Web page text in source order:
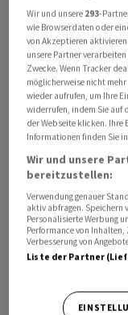
US-Börsenindex
Teilnehmer
Capital Partners,
Thema
gedämpfte
Roundtable" ist
Risiken werden
China, eine
oder die Politik
Konflikte.
Wir und unsere 293-
wie Browserdaten oder
von Akzeptieren
unsere Partner
Zwecke. Wenn Tracker
möglicherweise nicht
wieder aufrufen, um Ihre
widerrufen, indem Sie auf
der Webseite klicken. Ihre
Informationen finden Sie
Wir und unsere
bereitzustellen:
Verwendung genauer
aktiv abfragen. Speichern
Personalisierte Werbung
Performance von
Verbesserung von
Liste der Partner